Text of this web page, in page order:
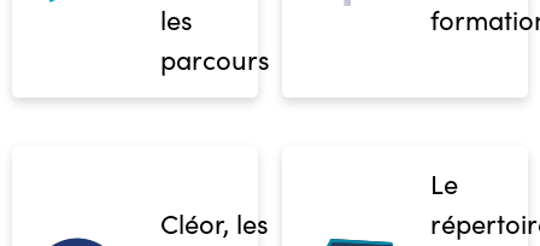
les
parcours
Cléor, les
Le